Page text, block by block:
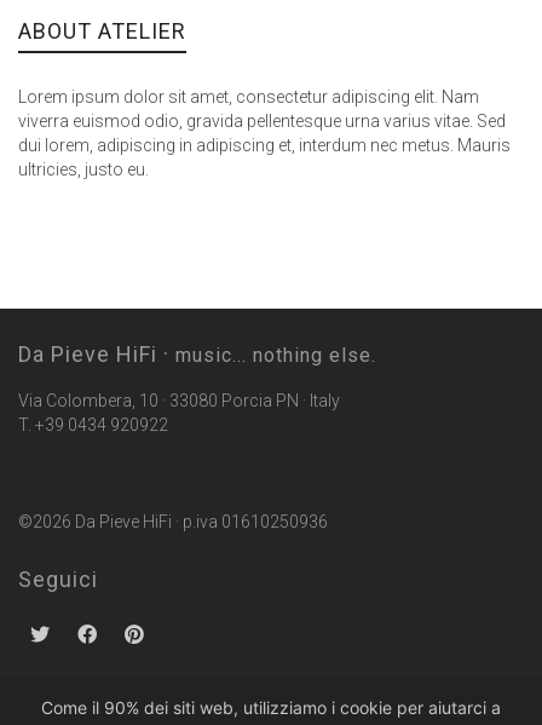
ABOUT ATELIER
Lorem ipsum dolor sit amet, consectetur adipiscing elit. Nam
viverra euismod odio, gravida pellentesque urna varius vitae. Sed
dui lorem, adipiscing in adipiscing et, interdum nec metus. Mauris
ultricies, justo eu.
Da Pieve HiFi · music... nothing else.
Via Colombera, 10 · 33080 Porcia PN · Italy
T. +39 0434 920922
©2026 Da Pieve HiFi · p.iva 01610250936
Seguici
Come il 90% dei siti web, utilizziamo i cookie per aiutarci a